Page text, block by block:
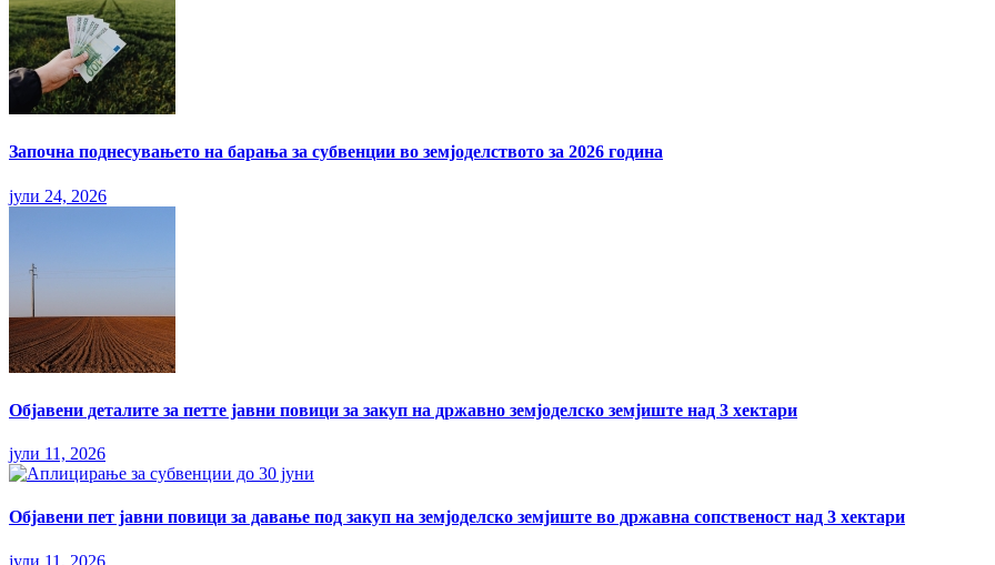
Започна поднесувањето на барања за субвенции во земјоделството за 2026 година
јули 24, 2026
Објавени деталите за петте јавни повици за закуп на државно земјоделско земјиште над 3 хектари
јули 11, 2026
Објавени пет јавни повици за давање под закуп на земјоделско земјиште во државна сопственост над 3 хектари
јули 11, 2026